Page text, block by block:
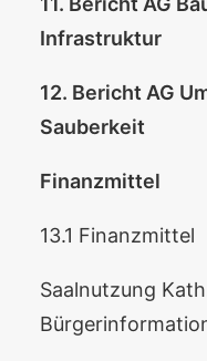
Infrastruktur
12. Bericht AG
Sauberkeit
Finanzmittel
13.1 Finanzmittel
Saalnutzung